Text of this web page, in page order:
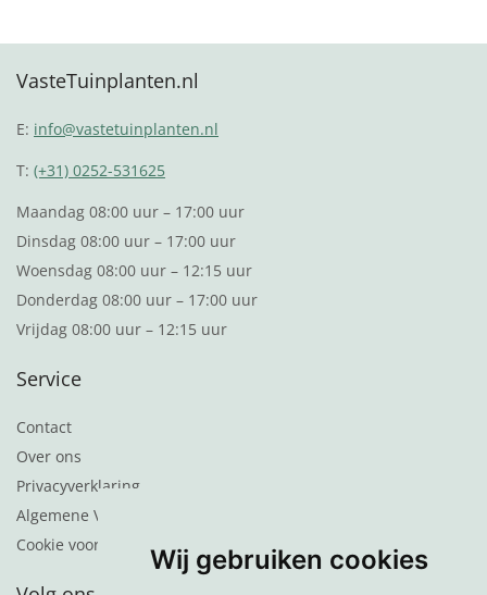
Wij gebruiken cookies
VasteTuinplanten.nl
E: info@vastetuinplanten.nl
T:(+31) 0252-531625
Maandag 08:00 uur – 17:00 uur
Dinsdag 08:00 uur – 17:00 uur
Woensdag 08:00 uur – 12:15 uur
Donderdag 08:00 uur – 17:00 uur
Vrijdag 08:00 uur – 12:15 uur
Service
Contact
Over ons
Privacyverklaring
Algemene Voorwaarden
Cookie voorkeuren